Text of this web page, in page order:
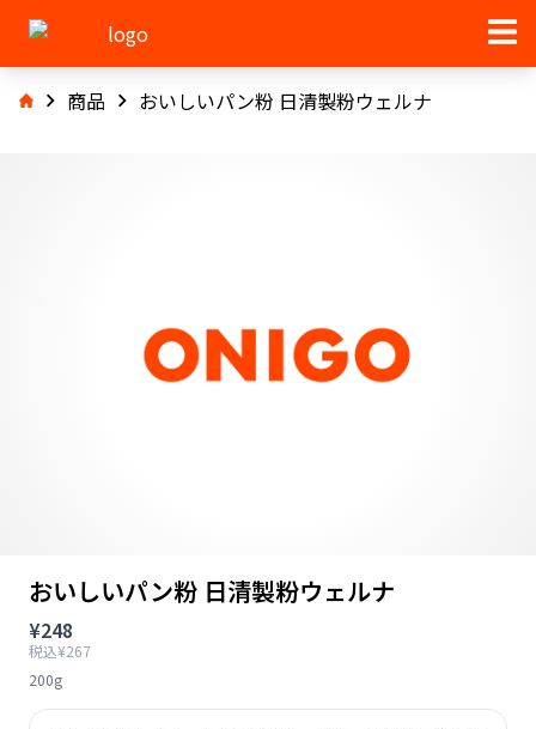
商品 おいしいパン粉 日清製粉ウェルナ
おいしいパン粉 日清製粉ウェルナ
¥248
税込¥267
200g